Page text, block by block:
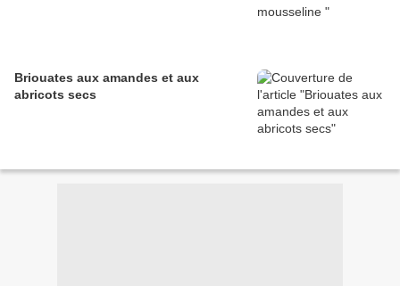
Briouates aux amandes et aux
abricots secs